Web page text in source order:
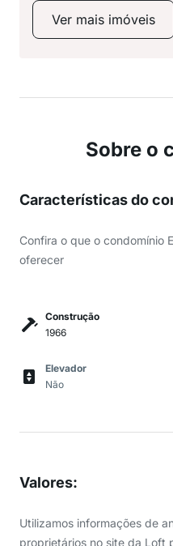
Ver mais imóveis
Sobre o
Características do
Confira o que o condomínio
oferecer
Construção
1966
Elevador
Não
Valores:
Utilizamos informações de
proprietários no site da Loft